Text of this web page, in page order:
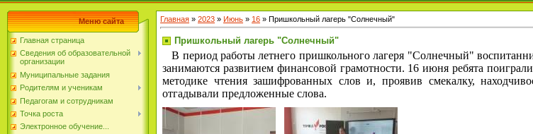
Меню сайта
Главная страница
Сведения об образовательной
организации
Муниципальные задания
Родителям и ученикам
Педагогам и сотрудникам
Точка роста
Электронное обучение...
Главная » 2023 » Июнь » 16 » Пришкольный лагерь "Солнечный"
Пришкольный лагерь "Солнечный"
В период работы летнего пришкольного лагеря "Солнечный"
занимаются развитием финансовой грамотности. 16 июня ребята
методике чтения зашифрованных слов и, проявив смекалку,
отгадывали предложенные слова.